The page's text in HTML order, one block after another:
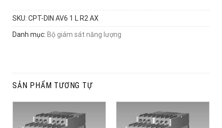
SKU: CPT-DIN AV6 1 L R2 AX
Danh mục: Bộ giám sát năng lượng
SẢN PHẨM TƯƠNG TỰ